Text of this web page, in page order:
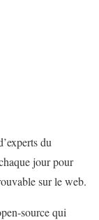
du
jour pour
sur le web.
source qui